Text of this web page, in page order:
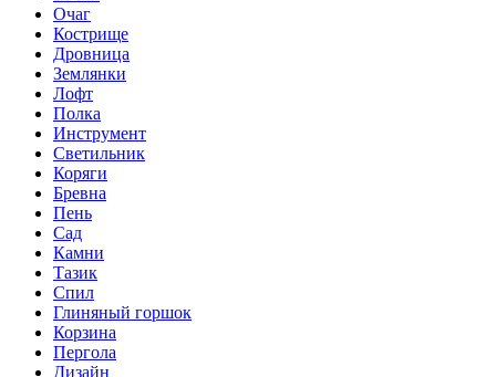
Очаг
Кострище
Дровница
Землянки
Лофт
Полка
Инструмент
Светильник
Коряги
Бревна
Пень
Сад
Камни
Тазик
Спил
Глиняный горшок
Корзина
Пергола
Дизайн